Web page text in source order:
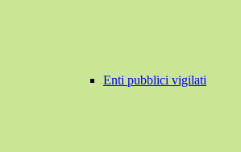
Enti pubblici vigilati